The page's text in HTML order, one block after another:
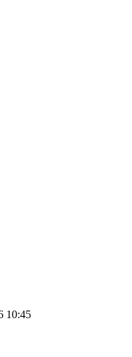
10:45